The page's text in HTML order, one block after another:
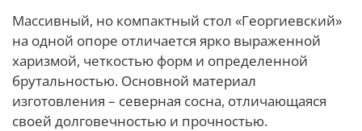
Массивный, но компактный стол «Георгиевский»
на одной опоре отличается ярко выраженной
харизмой, четкостью форм и определенной
брутальностью. Основной материал
изготовления – северная сосна, отличающаяся
своей долговечностью и прочностью.